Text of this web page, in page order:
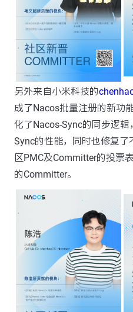
另外来自小米科技的
成了Nacos批量注册的新功
化了Nacos-Sync的同步逻
Sync的性能，同时也修复了
区PMC及Committer的投票
的Committer。